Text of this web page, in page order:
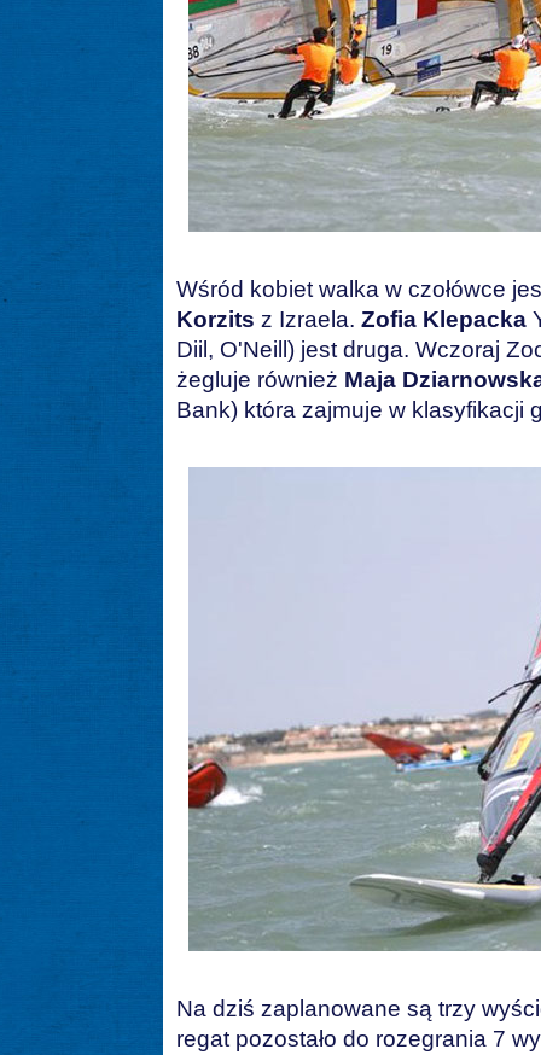
Wśród kobiet walka w czołówce
Korzits z Izraela. Zofia Klepacka
Diil, O'Neill) jest druga. Wczoraj
żegluje również Maja
Bank) która zajmuje w klasyfikacji
Na dziś zaplanowane są trzy
regat pozostało do rozegrania 7